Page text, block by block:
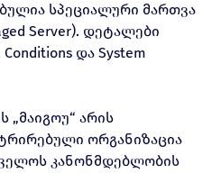
სპეციალური მართვა
Server). დეტალები
Conditions და System
„მაიგოუ“ არის
ორგანიზაცია
კანონმდებლობის